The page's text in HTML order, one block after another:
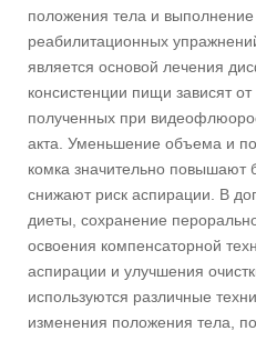
положения тела и
реабилитационных
является основой лечения
консистенции пищи зависят
полученных при
акта. Уменьшение объема и
комка значительно повышают
снижают риск аспирации. В
диеты, сохранение
освоения компенсаторной
аспирации и улучшения
используются различные
изменения положения тела,